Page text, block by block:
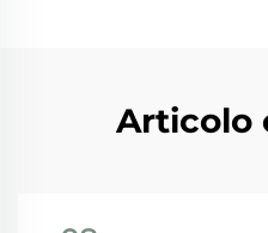
Articolo